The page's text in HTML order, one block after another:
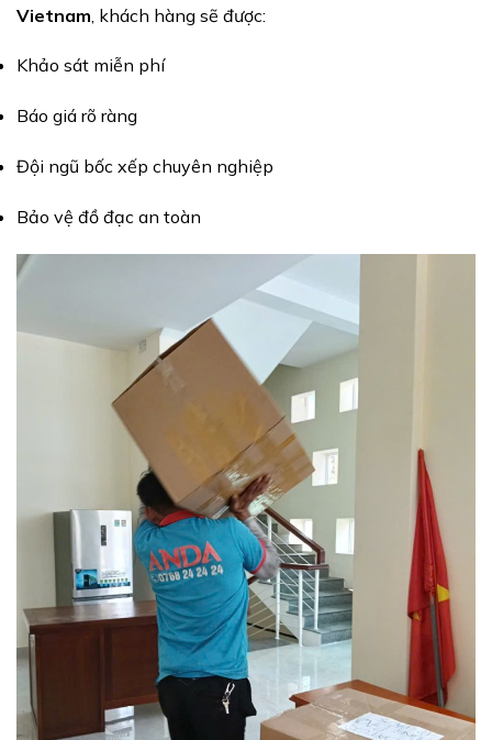
Vietnam , khách hàng sẽ được:
Khảo sát miễn phí
Báo giá rõ ràng
Đội ngũ bốc xếp chuyên nghiệp
Bảo vệ đồ đạc an toàn